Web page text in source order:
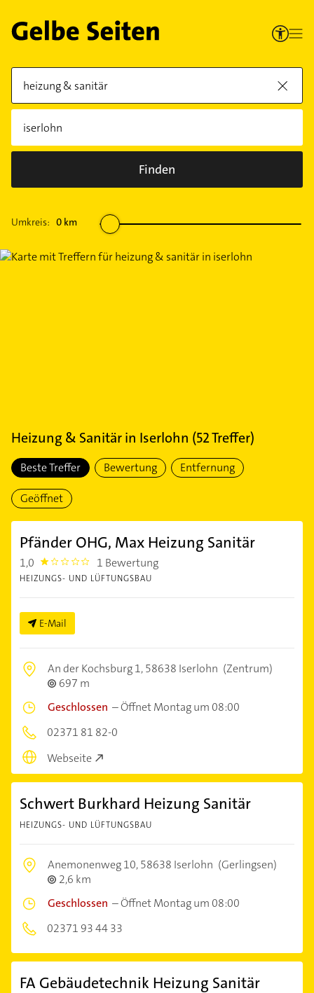
Finden
Umkreis: 0 km
Heizung & Sanitärin Iserlohn (52Treffer)
Beste Treffer Bewertung Entfernung
Geöffnet
Pfänder OHG, Max Heizung Sanitär
1,0 1.0 1 Bewertung
HEIZUNGS- UND LÜFTUNGSBAU
E-Mail
An der Kochsburg 1,58638 Iserlohn (Zentrum)
697 m
Geschlossen –Öffnet Montag um 08:00
02371 81 82-0
Webseite
Schwert Burkhard Heizung Sanitär
HEIZUNGS- UND LÜFTUNGSBAU
Anemonenweg 10,58638 Iserlohn (Gerlingsen)
2,6 km
Geschlossen –Öffnet Montag um 08:00
02371 93 44 33
FA Gebäudetechnik Heizung Sanitär